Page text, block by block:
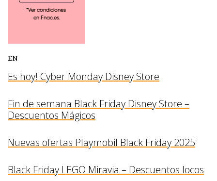
EN
Es hoy! Cyber Monday Disney Store
Fin de semana Black Friday Disney Store –
Descuentos Mágicos
Nuevas ofertas Playmobil Black Friday 2025
Black Friday LEGO Miravia – Descuentos locos